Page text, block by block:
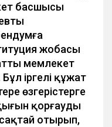
басшысы
жобасы
мемлекет
іргелі құжат
өзгерістерге
қорғаудың
сақтай отырып,